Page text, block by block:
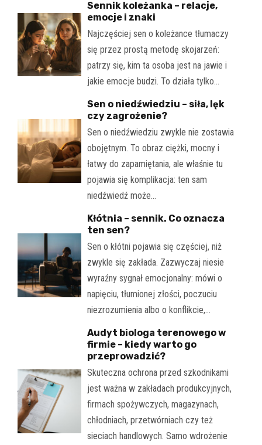
Sennik koleżanka – relacje,
emocje i znaki
Najczęściej sen o koleżance tłumaczy
się przez prostą metodę skojarzeń:
patrzy się, kim ta osoba jest na jawie i
jakie emocje budzi. To działa tylko…
Sen o niedźwiedziu – siła, lęk
czy zagrożenie?
Sen o niedźwiedziu zwykle nie zostawia
obojętnym. To obraz ciężki, mocny i
łatwy do zapamiętania, ale właśnie tu
pojawia się komplikacja: ten sam
niedźwiedź może…
Kłótnia – sennik. Co oznacza
ten sen?
Sen o kłótni pojawia się częściej, niż
zwykle się zakłada. Zazwyczaj niesie
wyraźny sygnał emocjonalny: mówi o
napięciu, tłumionej złości, poczuciu
niezrozumienia albo o konflikcie,…
Audyt biologa terenowego w
firmie – kiedy warto go
przeprowadzić?
Skuteczna ochrona przed szkodnikami
jest ważna w zakładach produkcyjnych,
firmach spożywczych, magazynach,
chłodniach, przetwórniach czy też
sieciach handlowych. Samo wdrożenie